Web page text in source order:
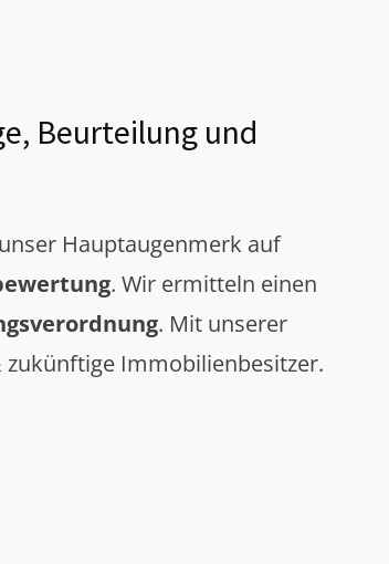
Beurteilung und
Hauptaugenmerk auf
. Wir ermitteln einen
. Mit unserer
Immobilienbesitzer.